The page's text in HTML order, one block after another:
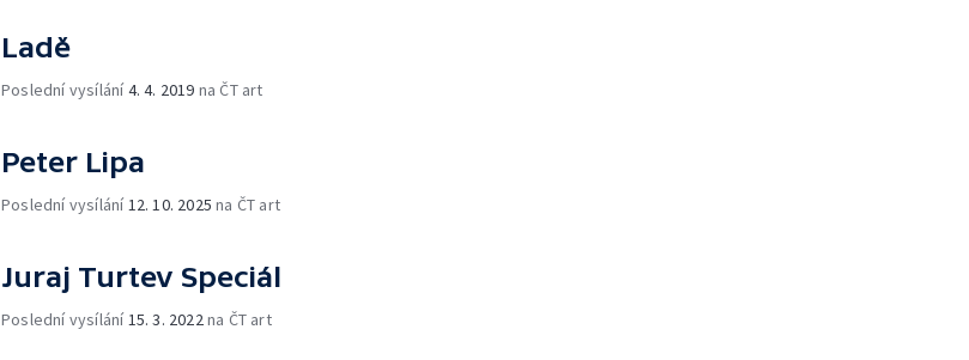
Ladě
Poslední vysílání4. 4. 2019 na ČT art
Peter Lipa
Poslední vysílání 12. 10. 2025 na ČT art
Juraj Turtev Speciál
Poslední vysílání 15. 3. 2022 na ČT art